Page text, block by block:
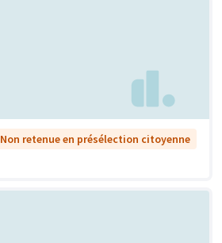
Non retenue en présélection citoyenne